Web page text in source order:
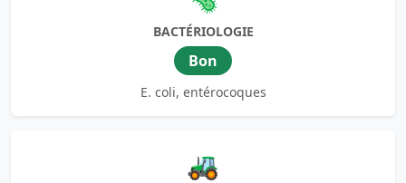
BACTÉRIOLOGIE
Bon
E. coli, entérocoques
🚜